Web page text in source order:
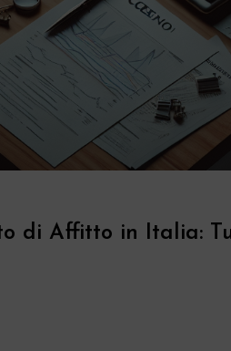
di Affitto in Italia: